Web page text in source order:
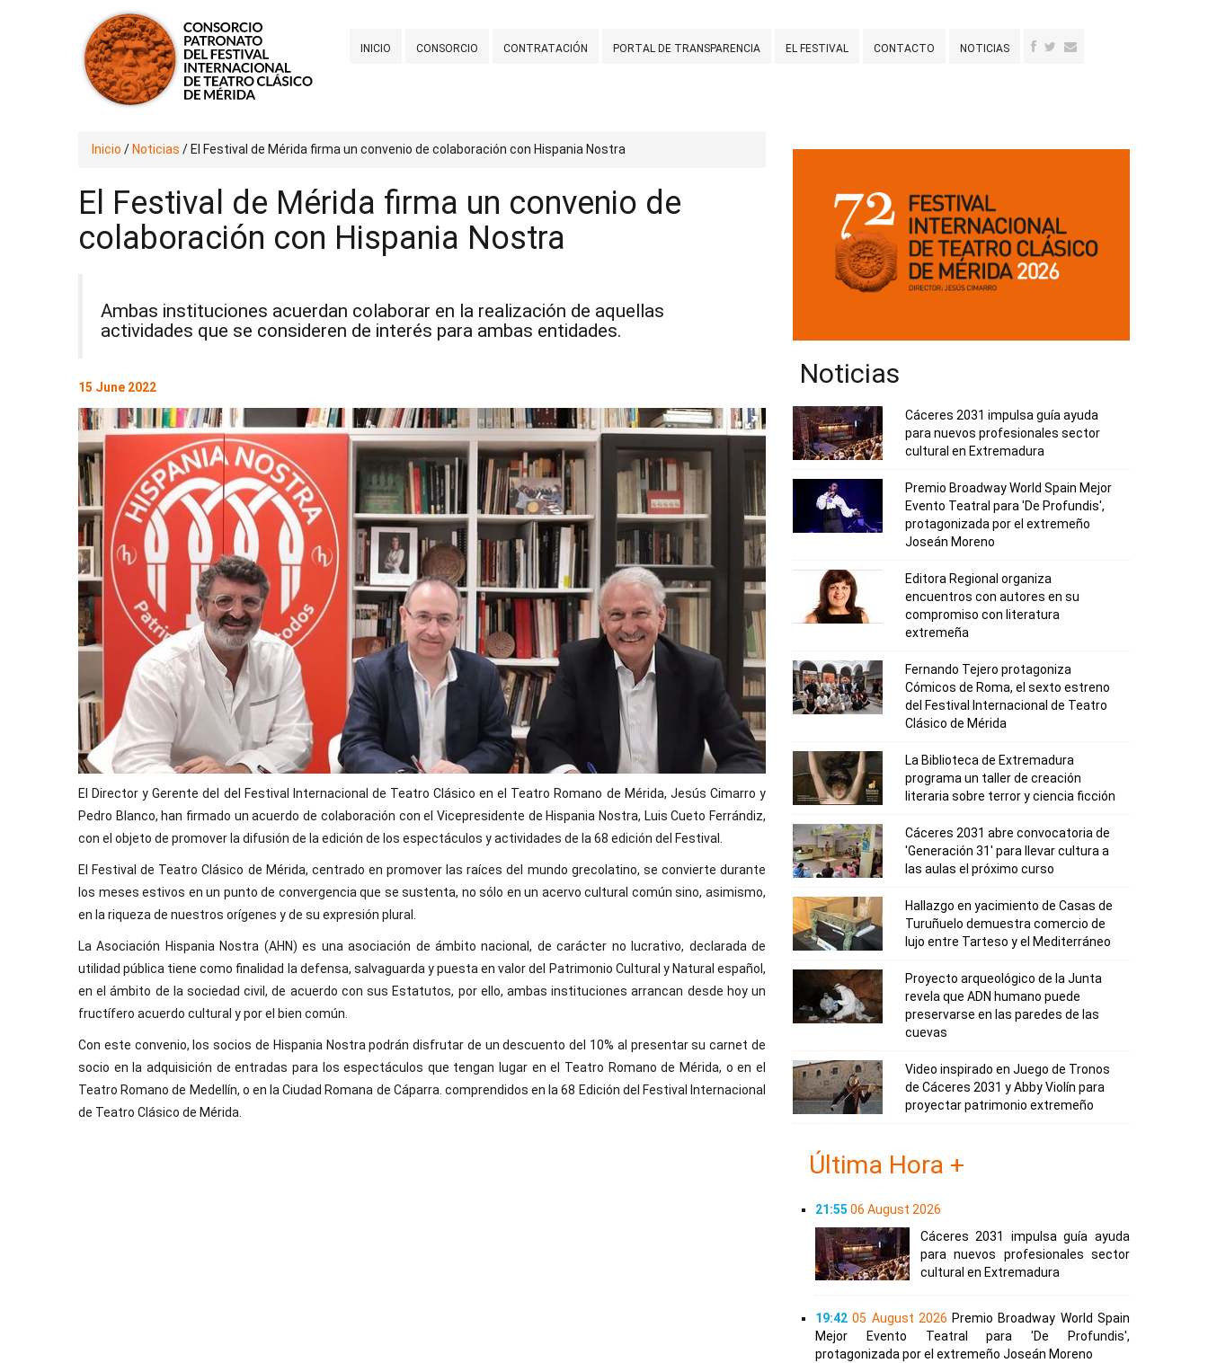
INICIO CONSORCIO CONTRATACIÓN PORTAL DE TRANSPARENCIA EL FESTIVAL CONTACTO NOTICIAS
Inicio / Noticias / El Festival de Mérida firma un convenio de colaboración con Hispania Nostra
El Festival de Mérida firma un convenio de
colaboración con Hispania Nostra
Ambas instituciones acuerdan colaborar en la realización de aquellas
actividades que se consideren de interés para ambas entidades.
15 June 2022
El Director y Gerente del del Festival Internacional de Teatro Clásico en el Teatro Romano de Mérida, Jesús Cimarro y
Pedro Blanco, han firmado un acuerdo de colaboración con el Vicepresidente de Hispania Nostra, Luis Cueto Ferrándiz,
con el objeto de promover la difusión de la edición de los espectáculos y actividades de la 68 edición del Festival.
El Festival de Teatro Clásico de Mérida, centrado en promover las raíces del mundo grecolatino, se convierte durante
los meses estivos en un punto de convergencia que se sustenta, no sólo en un acervo cultural común sino, asimismo,
en la riqueza de nuestros orígenes y de su expresión plural.
La Asociación Hispania Nostra (AHN) es una asociación de ámbito nacional, de carácter no lucrativo, declarada de
utilidad pública tiene como finalidad la defensa, salvaguarda y puesta en valor del Patrimonio Cultural y Natural español,
en el ámbito de la sociedad civil, de acuerdo con sus Estatutos, por ello, ambas instituciones arrancan desde hoy un
fructífero acuerdo cultural y por el bien común.
Con este convenio, los socios de Hispania Nostra podrán disfrutar de un descuento del 10% al presentar su carnet de
socio en la adquisición de entradas para los espectáculos que tengan lugar en el Teatro Romano de Mérida, o en el
Teatro Romano de Medellín, o en la Ciudad Romana de Cáparra. comprendidos en la 68 Edición del Festival Internacional
de Teatro Clásico de Mérida.
Noticias
Cáceres 2031 impulsa guía ayuda
para nuevos profesionales sector
cultural en Extremadura
Premio Broadway World Spain Mejor
Evento Teatral para 'De Profundis',
protagonizada por el extremeño
Joseán Moreno
Editora Regional organiza
encuentros con autores en su
compromiso con literatura
extremeña
Fernando Tejero protagoniza
Cómicos de Roma, el sexto estreno
del Festival Internacional de Teatro
Clásico de Mérida
La Biblioteca de Extremadura
programa un taller de creación
literaria sobre terror y ciencia ficción
Cáceres 2031 abre convocatoria de
'Generación 31' para llevar cultura a
las aulas el próximo curso
Hallazgo en yacimiento de Casas de
Turuñuelo demuestra comercio de
lujo entre Tarteso y el Mediterráneo
Proyecto arqueológico de la Junta
revela que ADN humano puede
preservarse en las paredes de las
cuevas
Video inspirado en Juego de Tronos
de Cáceres 2031 y Abby Violín para
proyectar patrimonio extremeño
Última Hora +
21:55 06 August 2026
Cáceres 2031 impulsa guía ayuda
para nuevos profesionales sector
cultural en Extremadura
19:42 05 August 2026 Premio Broadway World Spain
Mejor Evento Teatral para 'De Profundis',
protagonizada por el extremeño Joseán Moreno